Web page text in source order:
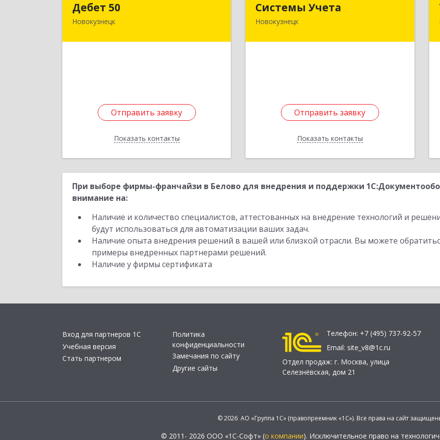
Дебет 50
Новокузнецк
Отправить заявку
Показать контакты
Отправить заявку
Назад
Системы Учета
Новокузнецк
Отправить заявку
Показать контакты
Отправить заявку
Назад
При выборе фирмы-франчайзи в Белово для внедрения и поддержки
внимание на:
Наличие и количество специалистов, аттестованных на внедрение технологий и
будут использоваться для автоматизации ваших задач.
Наличие опыта внедрения решений в вашей или близкой отрасли. Вы можете
примеры внедренных партнерами решений.
Наличие у фирмы сертификата
Вход для партнеров 1С
Учебная версия
Стать партнером
Политика
конфиденциальности
Замечания по сайту
Другие сайты
Телефон: +7 (495) 737-92-57
Email: site_v8@1c.ru
Отдел продаж: г. Москва, улица
Селезнёвская, дом 21
© 2026 АО «Группа 1С» (правопреемник «1С»). Все права на сайт
© 2011- 2026 ООО «1С-Софт» (о компании). Исключительное право на